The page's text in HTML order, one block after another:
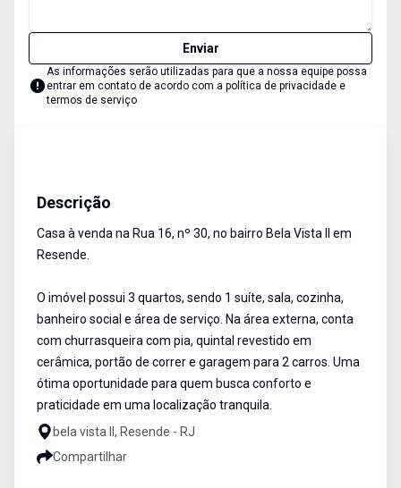
Enviar
As informações serão utilizadas para que a nossa equipe possa
entrar em contato de acordo com a política de privacidade e
termos de serviço
Descrição
Casa à venda na Rua 16, nº 30, no bairro Bela Vista II em
Resende.
O imóvel possui 3 quartos, sendo 1 suíte, sala, cozinha,
banheiro social e área de serviço. Na área externa, conta
com churrasqueira com pia, quintal revestido em
cerâmica, portão de correr e garagem para 2 carros. Uma
ótima oportunidade para quem busca conforto e
praticidade em uma localização tranquila.
bela vista ll, Resende - RJ
Compartilhar